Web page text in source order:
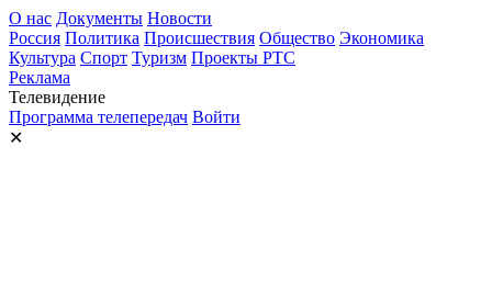
О нас Документы Новости
Россия Политика Происшествия Общество Экономика
Культура Спорт Туризм Проекты РТС
Реклама
Телевидение
Программа телепередач Войти
✕